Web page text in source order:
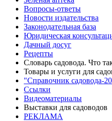
Вопросы-ответы
Новости издательства
Законодательная база
Юридическая
Дачный досуг
Рецепты
Словарь садовода. Что
Товары и услуги для
"Справочник садовода-
Ссылки
Видеоматериалы
Выставки для садоводов
РЕКЛАМА